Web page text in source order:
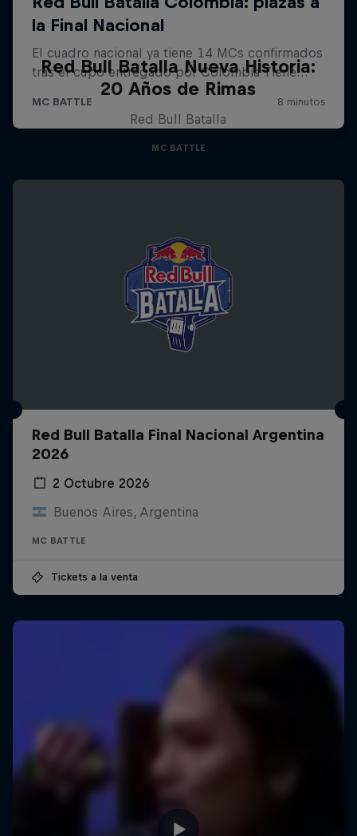
Red Bull Batalla Nueva Historia:
20 Años de Rimas
Red Bull Batalla
MC BATTLE
Red Bull Batalla Final Nacional Argentina
2026
2 Octubre 2026
Buenos Aires, Argentina
MC BATTLE
Tickets a la venta